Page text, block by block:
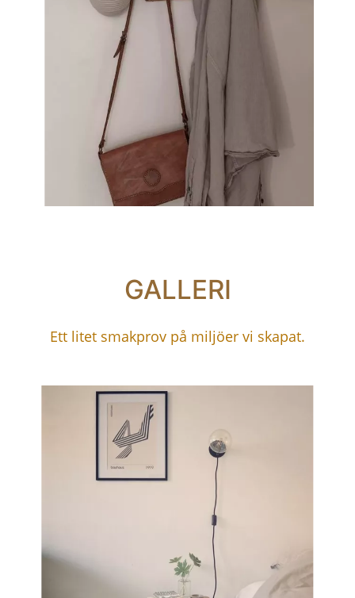
GALLERI
Ett litet smakprov på miljöer vi skapat.